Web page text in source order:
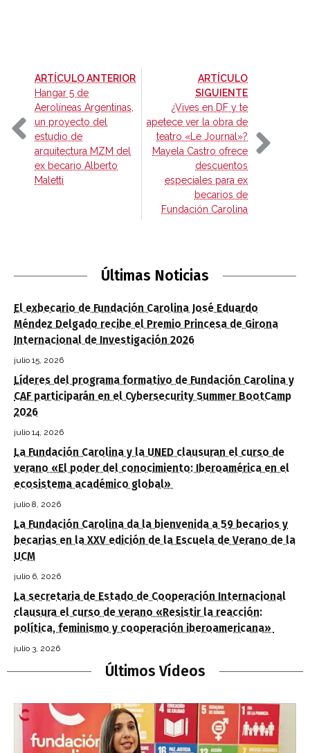
ARTÍCULO ANTERIOR-
Hangar 5 de
Aerolíneas Argentinas,
un proyecto del
estudio de
arquitectura MZM del
ex becario Alberto
Maletti
ARTÍCULO
SIGUIENTE-
¿Vives en DF y te
apetece ver la obra de
teatro «Le Journal»?
Mayela Castro ofrece
descuentos
especiales para ex
becarios de
Fundación Carolina
Últimas Noticias
El exbecario de Fundación Carolina José Eduardo
Méndez Delgado recibe el Premio Princesa de Girona
Internacional de Investigación 2026
julio 15, 2026
Líderes del programa formativo de Fundación Carolina y
CAF participarán en el Cybersecurity Summer BootCamp
2026
julio 14, 2026
La Fundación Carolina y la UNED clausuran el curso de
verano «El poder del conocimiento: Iberoamérica en el
ecosistema académico global»
julio 8, 2026
La Fundación Carolina da la bienvenida a 59 becarios y
becarias en la XXV edición de la Escuela de Verano de la
UCM
julio 6, 2026
La secretaria de Estado de Cooperación Internacional
clausura el curso de verano «Resistir la reacción:
política, feminismo y cooperación iberoamericana»
julio 3, 2026
Últimos Vídeos